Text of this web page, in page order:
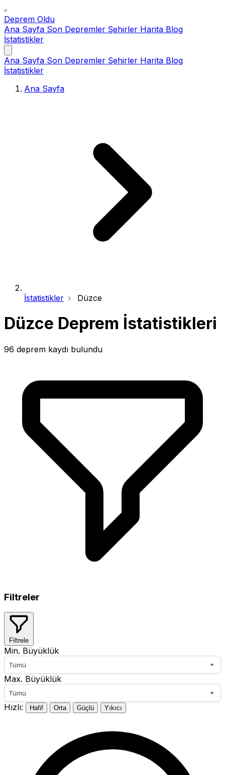
Deprem Oldu
Ana Sayfa Son Depremler Şehirler Harita Blog
İstatistikler
Ana Sayfa Son Depremler Şehirler Harita Blog
İstatistikler
Ana Sayfa
İstatistikler Düzce
Düzce Deprem İstatistikleri
96 deprem kaydı bulundu
Filtreler
Filtrele
Min. Büyüklük
Tümü
Max. Büyüklük
Tümü
Hızlı: Hafif Orta Güçlü Yıkıcı